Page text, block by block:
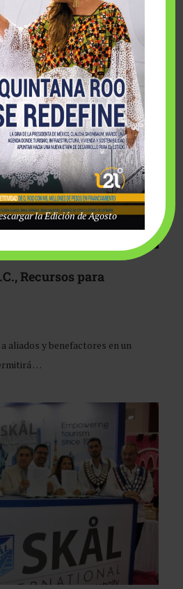
A-Wish México unieron
el deseo de una …
Recursos para
aliados y benefactores en un
…
la Edición de Agosto